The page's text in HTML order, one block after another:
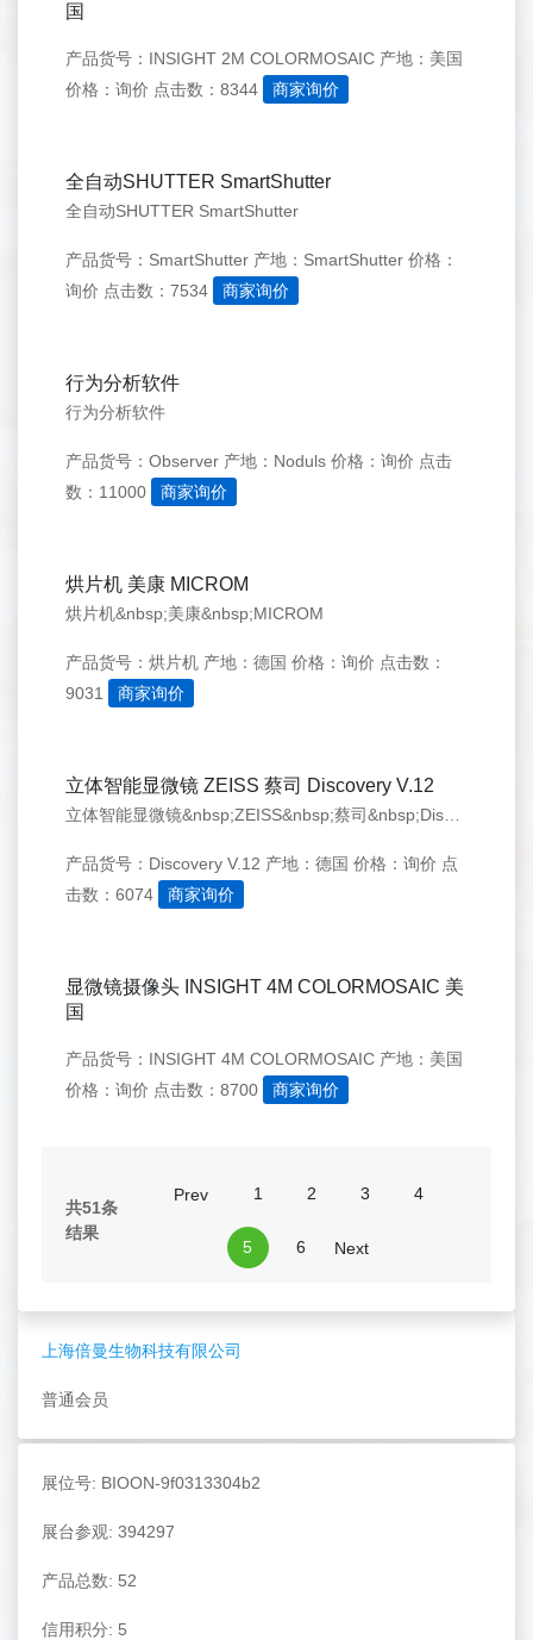
上海倍曼生物科技有限公司
普通会员
展位号: BIOON-9f0313304b2
展台参观: 394297
产品总数: 52
信用积分: 5
国
产品货号：INSIGHT 2M COLORMOSAIC 产地：美国
价格：询价 点击数：8344 商家询价
全自动SHUTTER SmartShutter
全自动SHUTTER SmartShutter
产品货号：SmartShutter 产地：SmartShutter 价格：
询价 点击数：7534 商家询价
行为分析软件
行为分析软件
产品货号：Observer 产地：Noduls 价格：询价 点击
数：11000
商家询价
烘片机 美康 MICROM
烘片机&nbsp;美康&nbsp;MICROM
产品货号：烘片机 产地：德国 价格：询价 点击数：
9031
商家询价
立体智能显微镜 ZEISS 蔡司 Discovery V.12
产品货号：Discovery V.12 产地：德国 价格：询价 点
击数：6074
商家询价
显微镜摄像头 INSIGHT 4M COLORMOSAIC 美
国
产品货号：INSIGHT 4M COLORMOSAIC 产地：美国
价格：询价 点击数：8700 商家询价
共51条
结果
Prev 1 2 3 4
5 6 Next